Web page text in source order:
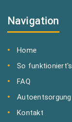
Navigation
Home
So funktioniert's
FAQ
Autoentsorgung
Kontakt